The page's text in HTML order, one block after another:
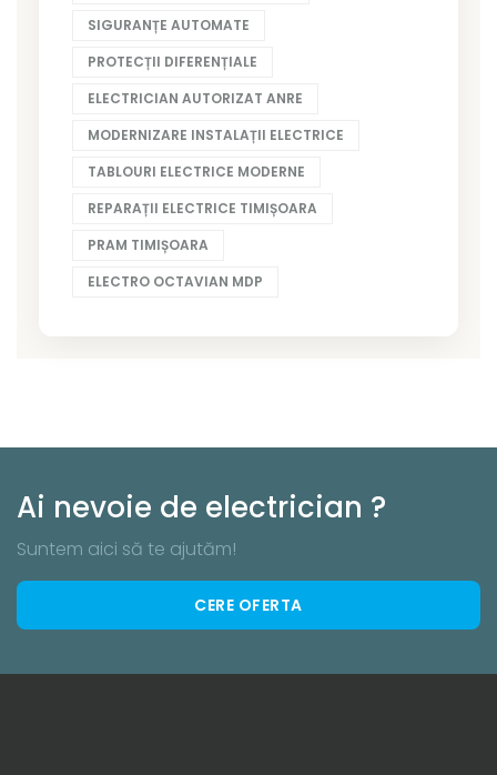
SIGURANȚE AUTOMATE
PROTECȚII DIFERENȚIALE
ELECTRICIAN AUTORIZAT ANRE
MODERNIZARE INSTALAȚII ELECTRICE
TABLOURI ELECTRICE MODERNE
REPARAȚII ELECTRICE TIMIȘOARA
PRAM TIMIȘOARA
ELECTRO OCTAVIAN MDP
Ai nevoie de electrician ?
Suntem aici să te ajutăm!
CERE OFERTA